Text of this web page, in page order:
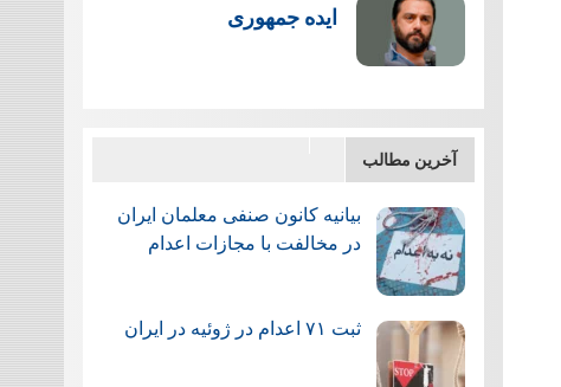
ایده جمهوری
آخرین مطالب
بیانیه کانون صنفی معلمان ایران
در مخالفت با مجازات اعدام
ثبت ۷۱ اعدام در ژوئيه در ایران